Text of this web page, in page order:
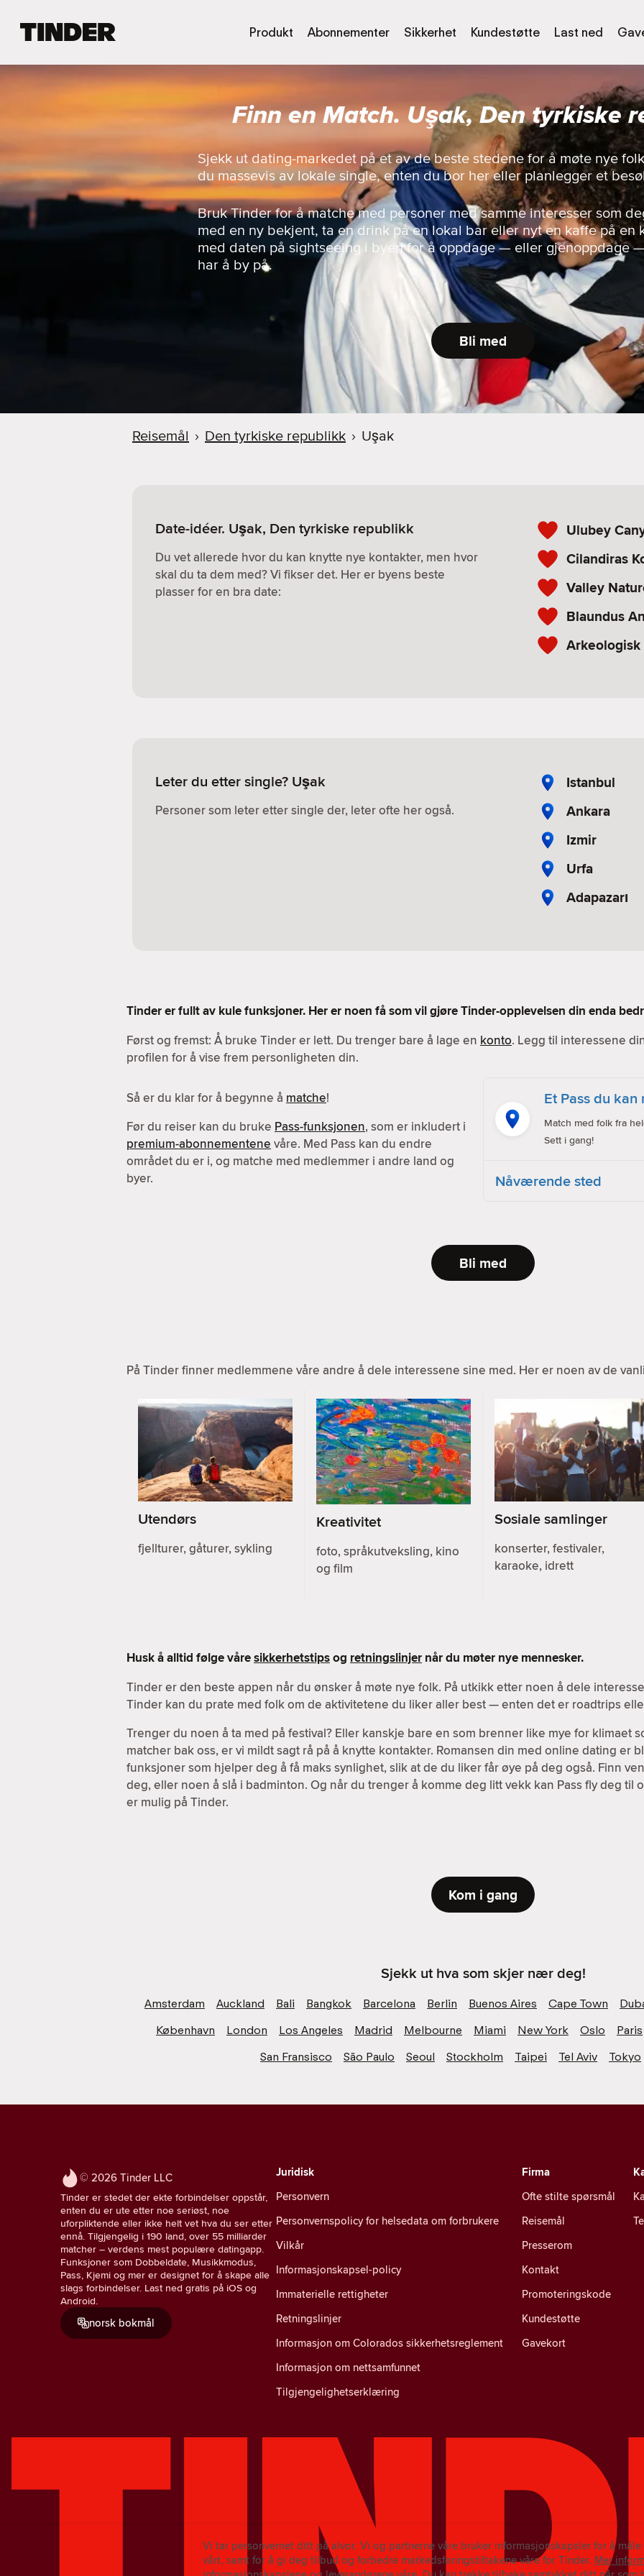
d
m
m
e
Produkt Abonnementer Sikkerhet Kundestøtte Last ned
Finn en Match. Uşak, Den tyrkiske
Sjekk ut dating-markedet på et av de beste stedene for å møte nye
du massevis av lokale single, enten du bor her eller planlegger et
Bruk Tinder for å matche med personer med samme interesser som
med en ny bekjent, ta en drink på en lokal bar eller nyt en kaffe på en
med daten på sightseeing i byen for å oppdage — eller gjenoppdage
har å by på.
Bli med
Reisemål › Den tyrkiske republikk › Uşak
Date-idéer. Uşak, Den tyrkiske republikk
Du vet allerede hvor du kan knytte nye kontakter, men hvor
skal du ta dem med? Vi fikser det. Her er byens beste
plasser for en bra date:
Ulubey
Cilandiras
Valley
Blaundus
Arkeologisk
Leter du etter single? Uşak
Personer som leter etter single der, leter ofte her også.
Istanbul
Ankara
Izmir
Urfa
Adapazarı
Tinder er fullt av kule funksjoner. Her er noen få som vil gjøre Tinder-opplevelsen din enda
Først og fremst: Å bruke Tinder er lett. Du trenger bare å lage en konto. Legg til interessene
profilen for å vise frem personligheten din.
Så er du klar for å begynne å matche!
Før du reiser kan du bruke Pass-funksjonen, som er inkludert i
premium-abonnementene våre. Med Pass kan du endre
området du er i, og matche med medlemmer i andre land og
byer.
Et Pass du
Match med folk fra
Sett i gang!
Nåværende sted
Bli med
På Tinder finner medlemmene våre andre å dele interessene sine med. Her er noen av de
Utendørs
fjellturer, gåturer, sykling
Kreativitet
foto, språkutveksling, kino
og film
Sosiale samlinger
konserter, festivaler,
karaoke, idrett
Husk å alltid følge våresikkerhetstipsog retningslinjer når du møter nye mennesker.
Tinder er den beste appen når du ønsker å møte nye folk. På utkikk etter noen å dele
Tinder kan du prate med folk om de aktivitetene du liker aller best — enten det er roadtrips
Trenger du noen å ta med på festival? Eller kanskje bare en som brenner like mye for klimaet
matcher bak oss, er vi mildt sagt rå på å knytte kontakter. Romansen din med online dating er
funksjoner som hjelper deg å få maks synlighet, slik at de du liker får øye på deg også. Finn
deg, eller noen å slå i badminton. Og når du trenger å komme deg litt vekk kan Pass fly deg til
er mulig på Tinder.
Kom i gang
Sjekk ut hva som skjer nær deg!
Amsterdam Auckland Bali Bangkok Barcelona Berlin Buenos Aires Cape Town
København
London Los Angeles Madrid Melbourne Miami New York Oslo Paris
San Fransisco
São Paulo Seoul Stockholm Taipei Tel Aviv Tokyo
© 2026 Tinder LLC
Tinder er stedet der ekte forbindelser oppstår,
enten du er ute etter noe seriøst, noe
uforpliktende eller ikke helt vet hva du ser etter
ennå. Tilgjengelig i 190 land, over 55 milliarder
matcher – verdens mest populære datingapp.
Funksjoner som Dobbeldate, Musikkmodus,
Pass, Kjemi og mer er designet for å skape alle
slags forbindelser. Last ned gratis på iOS og
Android.
norsk bokmål
Juridisk
Personvern
Personvernspolicy for helsedata om forbrukere
Vilkår
Informasjonskapsel-policy
Immaterielle rettigheter
Retningslinjer
Informasjon om Colorados sikkerhetsreglement
Informasjon om nettsamfunnet
Tilgjengelighetserklæring
Firma
Ofte stilte spørsmål
Reisemål
Presserom
Kontakt
Promoteringskode
Kundestøtte
Gavekort
Vi tar personvernet ditt på alvor. Vi og partnerne våre bruker informasjonskapsler for å
vårt, samt for å gi deg tilbud og forbedre markedsføringstiltakene våre for Tinder. Mer